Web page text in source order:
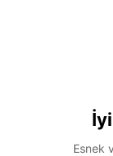
Esnek